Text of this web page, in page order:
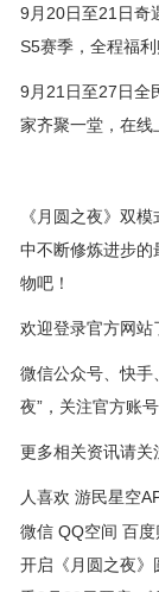
9月20日至21日奇
S5赛季，全程福利
9月21日至27日全
家齐聚一堂，在线
《月圆之夜》双
中不断修炼进步的
物吧！
欢迎登录官方网站
微信公众号、快手
夜”，关注官方账
更多相关资讯请关
人喜欢 游民星空
微信 QQ空间 百
开启《月圆之夜